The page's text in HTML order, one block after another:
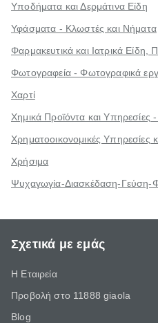
Υποδήματα και Δερμάτινα Είδη
Υφάσματα - Κλωστές και Νήματα
Φαρμακευτικά και Ιατρικά Είδη,
Φωτογραφεία - Φωτογραφικά
Χαρτί
Χημικά Προϊόντα και
Χρηματοοικονομικές Υπηρεσίες
Χρήσιμα
Ψυχαγωγία-Διασκέδαση-Γεύση-
Σχετικά με εμάς
Η Εταιρεία
Προβολή στο 11888 giaola
Blog